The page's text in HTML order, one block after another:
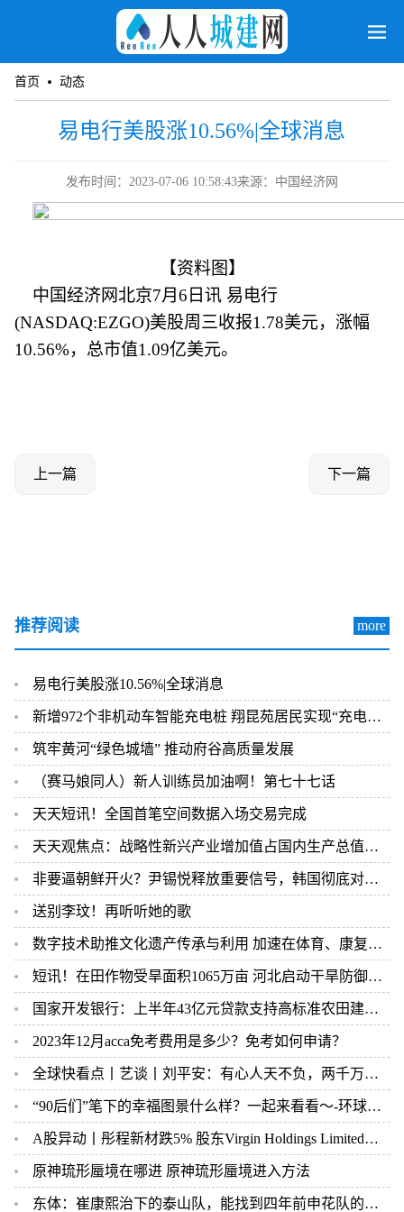
首页 动态
易电行美股涨10.56%|全球消息
发布时间：2023-07-06 10:58:43来源：中国经济网
【资料图】
中国经济网北京7月6日讯 易电行
(NASDAQ:EZGO)美股周三收报1.78美元，涨幅
10.56%，总市值1.09亿美元。
上一篇 下一篇
推荐阅读 more
易电行美股涨10.56%|全球消息
新增972个非机动车智能充电桩 翔昆苑居民实现“充电自由”
筑牢黄河“绿色城墙” 推动府谷高质量发展
（赛马娘同人）新人训练员加油啊！第七十七话
天天短讯！全国首笔空间数据入场交易完成
天天观焦点：战略性新兴产业增加值占国内生产总值比重超13%（新数据 新看点）
非要逼朝鲜开火？尹锡悦释放重要信号，韩国彻底对金正恩摊牌
送别李玟！再听听她的歌
数字技术助推文化遗产传承与利用 加速在体育、康复等领域应用
短讯！在田作物受旱面积1065万亩 河北启动干旱防御Ⅳ级应急响应
国家开发银行：上半年43亿元贷款支持高标准农田建设 天天热头条
2023年12月acca免考费用是多少？免考如何申请？
全球快看点丨艺谈丨刘平安：有心人天不负，两千万字破穹庐
“90后们”笔下的幸福图景什么样？一起来看看～-环球今头条
A股异动丨彤程新材跌5% 股东Virgin Holdings Limited拟减持不超1.68%股份 当前速递
原神琉形蜃境在哪进 原神琉形蜃境进入方法
东体：崔康熙治下的泰山队，能找到四年前申花队的影子-快看